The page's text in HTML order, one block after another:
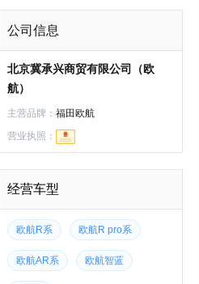
公司信息
北京冀承兴商贸有限公司（欧
航）
主营品牌： 福田欧航
营业执照：
经营车型
欧航R系 欧航R pro系
欧航AR系 欧航智蓝